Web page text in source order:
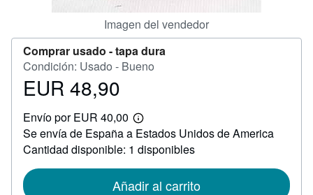
Imagen del vendedor
Comprar usado -tapa dura
Condición: Usado - Bueno
Precio
48,90
EUR 48,90
Envío por EUR 40,00
Más
información
sobre
las
envío
Se envía de España a Estados Unidos de America
Cantidad disponible: 1 disponibles
Añadir al carrito